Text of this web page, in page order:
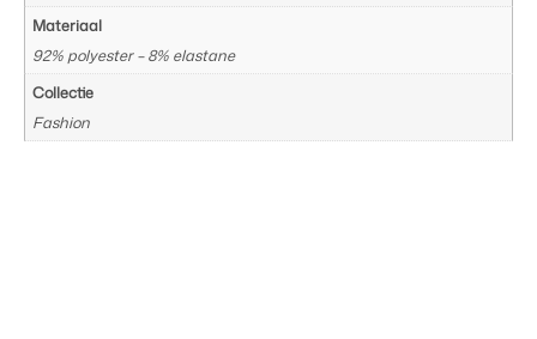
Materiaal
92% polyester – 8% elastane
Collectie
Fashion